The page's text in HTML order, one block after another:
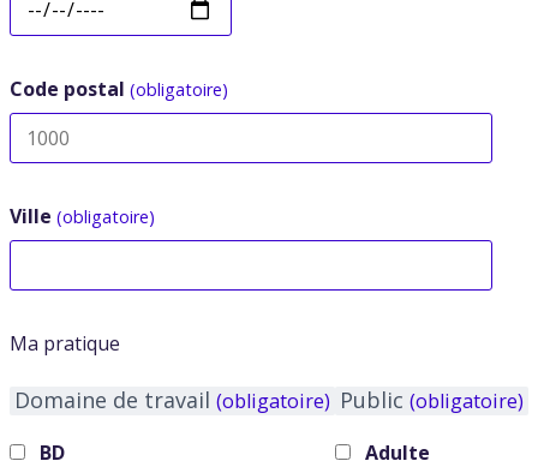
Code postal (obligatoire)
Ville (obligatoire)
Ma pratique
Domaine de travail (obligatoire)
BD
Public (obligatoire)
Adulte